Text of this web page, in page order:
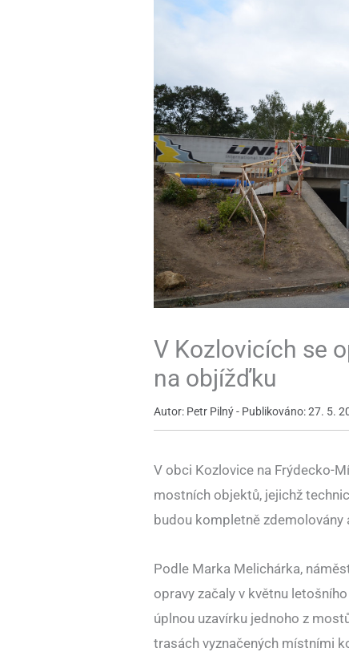
V Kozlovicích se
na objížďku
Autor: Petr Pilný - Publikováno: 27. 5.
V obci Kozlovice na Frýdecko-
mostních objektů, jejichž
budou kompletně zdemolovány
Podle Marka Melichárka,
opravy začaly v květnu
úplnou uzavírku jednoho z
trasách vyznačených místními